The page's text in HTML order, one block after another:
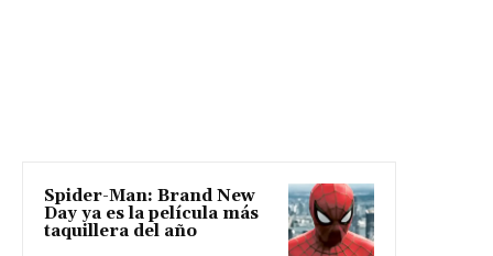
Spider-Man: Brand New
Day ya es la película más
taquillera del año